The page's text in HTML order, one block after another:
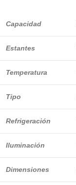
Capacidad
Estantes
Temperatura
Tipo
Refrigeración
Iluminación
Dimensiones